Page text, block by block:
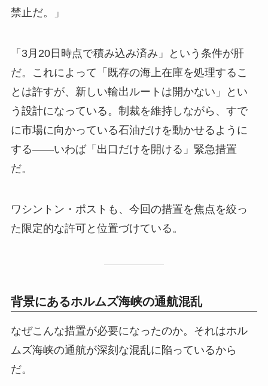
禁止だ。」
「3月20日時点で積み込み済み」という条件が肝
だ。これによって「既存の海上在庫を処理するこ
とは許すが、新しい輸出ルートは開かない」とい
う設計になっている。制裁を維持しながら、すで
に市場に向かっている石油だけを動かせるように
する——いわば「出口だけを開ける」緊急措置
だ。
ワシントン・ポストも、今回の措置を焦点を絞っ
た限定的な許可と位置づけている。
背景にあるホルムズ海峡の通航混乱
なぜこんな措置が必要になったのか。それはホル
ムズ海峡の通航が深刻な混乱に陥っているから
だ。